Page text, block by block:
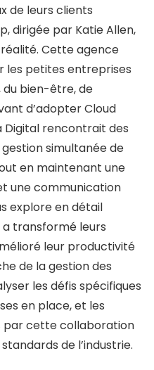
de leurs clients
dirigée par Katie Allen,
Cette agence
les petites entreprises
du bien-être, de
d’adopter Cloud
Digital rencontrait des
simultanée de
en maintenant une
une communication
explore en détail
transformé leurs
leur productivité
de la gestion des
les défis spécifiques
en place, et les
par cette collaboration
de l’industrie.